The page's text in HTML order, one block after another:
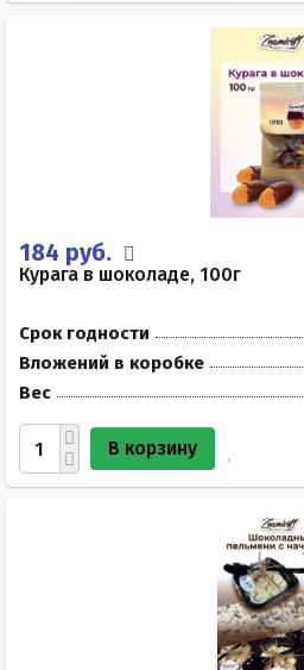
184 руб.
Курага в шоколаде, 100г
Срок годности
Вложений в коробке
Вес
В корзину